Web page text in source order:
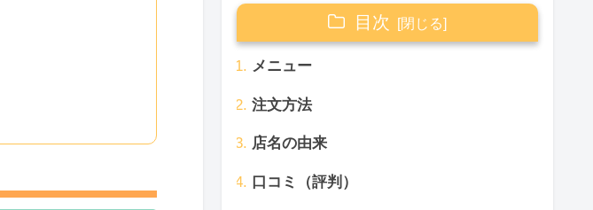
目次
メニュー
注文方法
店名の由来
口コミ（評判）